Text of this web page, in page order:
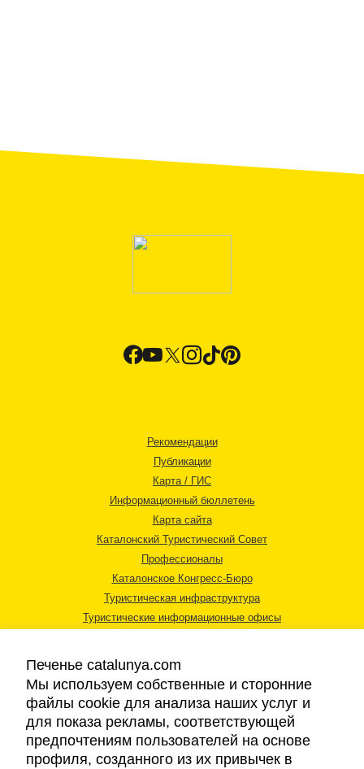
Рекомендации
Публикации
Карта / ГИС
Информационный бюллетень
Карта сайта
Каталонский Туристический Совет
Профессионалы
Каталонское Конгресс-Бюро
Туристическая инфраструктура
Туристические информационные офисы
Правовая информация
Печенье catalunya.com
Мы используем собственные и сторонние
файлы cookie для анализа наших услуг и
для показа рекламы, соответствующей
предпочтениям пользователей на основе
профиля, созданного из их привычек в